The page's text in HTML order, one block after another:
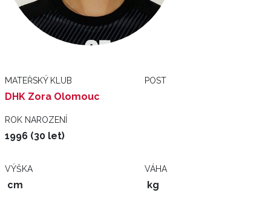
MATEŘSKÝ KLUB
DHK Zora Olomouc
POST
ROK NAROZENÍ
1996 (30 let)
VÝŠKA
cm
VÁHA
kg